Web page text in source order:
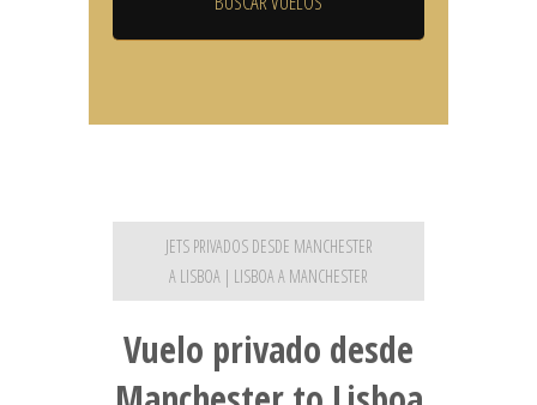
JETS PRIVADOS DESDE MANCHESTER
A LISBOA | LISBOA A MANCHESTER
Vuelo privado desde